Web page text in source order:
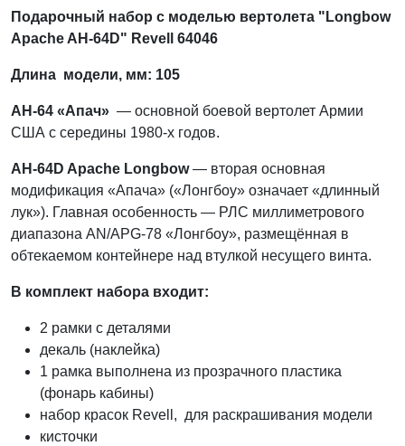
Подарочный набор с моделью вертолета "Longbow
Apache AH-64D" Revell 64046
Длина модели, мм: 105
AH-64 «Апач» — основной боевой вертолет Армии
США с середины 1980-х годов.
AH-64D Apache Longbow— вторая основная
модификация «Апача» («Лонгбоу» означает «длинный
лук»). Главная особенность — РЛС миллиметрового
диапазона AN/APG-78 «Лонгбоу», размещённая в
обтекаемом контейнере над втулкой несущего винта.
В комплект набора входит:
2 рамки с деталями
декаль (наклейка)
1 рамка выполнена из прозрачного пластика
(фонарь кабины)
набор красок Revell, для раскрашивания модели
кисточки